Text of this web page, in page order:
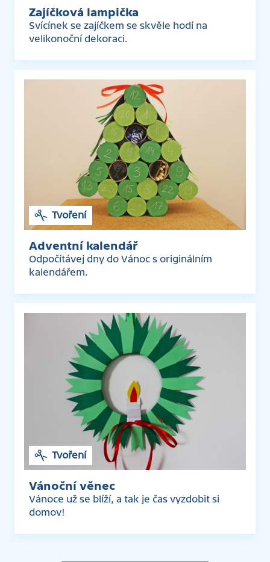
Zajíčková lampička
Svícínek se zajíčkem se skvěle hodí na
velikonoční dekoraci.
Tvoření
Adventní kalendář
Odpočítávej dny do Vánoc s originálním
kalendářem.
Tvoření
Vánoční věnec
Vánoce už se blíží, a tak je čas vyzdobit si
domov!